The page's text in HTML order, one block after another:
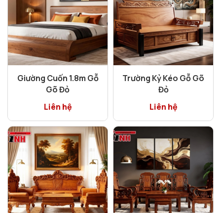
Giường Cuốn 1.8m Gỗ
Gõ Đỏ
Liên hệ
Trường Kỷ Kéo Gỗ Gõ
Đỏ
Liên hệ